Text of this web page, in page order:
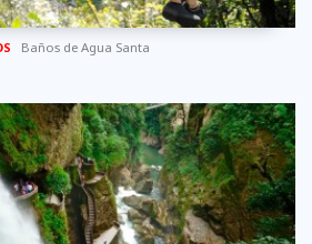
Baños de Agua Santa